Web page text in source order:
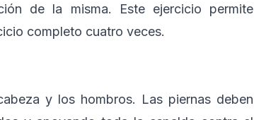
de la misma. Este ejercicio permite
completo cuatro veces.
y los hombros. Las piernas deben